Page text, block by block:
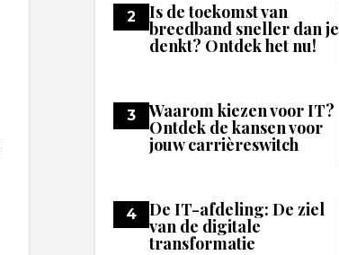
2 Is de toekomst van
breedband sneller dan je
denkt? Ontdek het nu!
3 Waarom kiezen voor IT?
Ontdek de kansen voor
jouw carrièreswitch
4 De IT-afdeling: De ziel
van de digitale
transformatie